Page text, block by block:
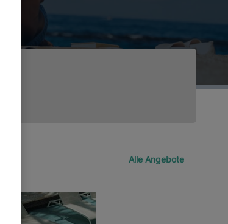
Alle Angebote